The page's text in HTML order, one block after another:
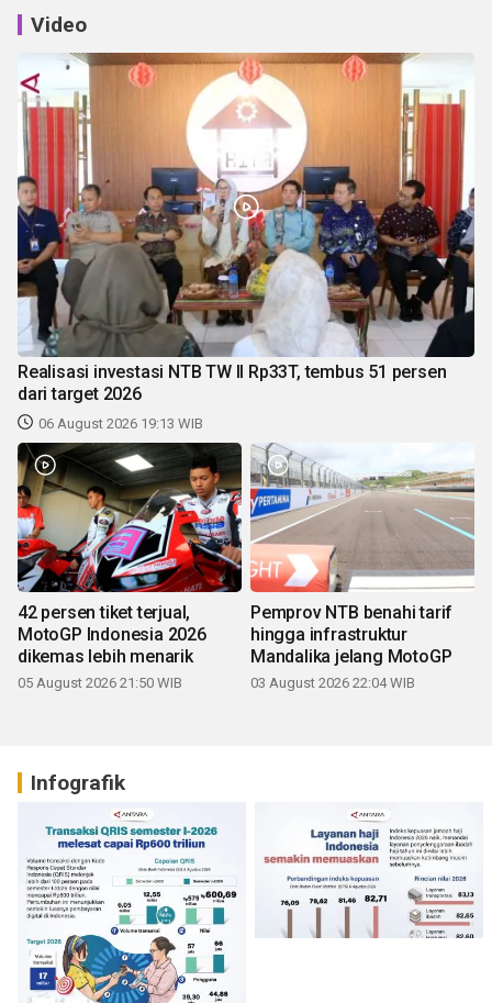
Video
Realisasi investasi NTB TW II Rp33T, tembus 51 persen
dari target 2026
06 August 2026 19:13 WIB
42 persen tiket terjual,
MotoGP Indonesia 2026
dikemas lebih menarik
05 August 2026 21:50 WIB
Pemprov NTB benahi tarif
hingga infrastruktur
Mandalika jelang MotoGP
03 August 2026 22:04 WIB
Infografik